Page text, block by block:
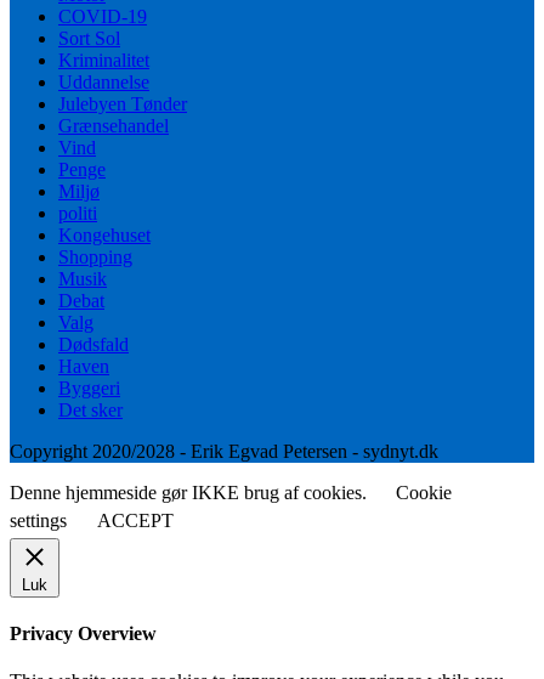
COVID-19
Sort Sol
Kriminalitet
Uddannelse
Julebyen Tønder
Grænsehandel
Vind
Penge
Miljø
politi
Kongehuset
Shopping
Musik
Debat
Valg
Dødsfald
Haven
Byggeri
Det sker
Copyright 2020/2028 - Erik Egvad Petersen - sydnyt.dk
Denne hjemmeside gør IKKE brug af cookies.
Cookie
settings
ACCEPT
Luk
Privacy Overview